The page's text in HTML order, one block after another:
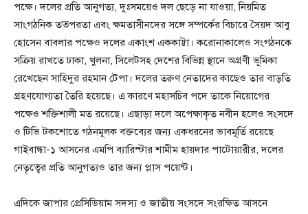
পক্ষে। দলের প্রতি আনুগত্য, দুঃসময়েও দল ছেড়ে না যাওয়া, নিয়মিত
সাংগঠনিক তত্পরতা এবং ক্ষমতাসীনদের সঙ্গে সম্পর্কের বিচারে সৈয়দ আবু
হোসেন বাবলার পক্ষেও দলের একাংশ এককাট্টা। করোনাকালেও সংগঠনকে
সক্রিয় রাখতে ঢাকা, খুলনা, সিলেটসহ দেশের বিভিন্ন স্থানে অগ্রণী ভূমিকা
রেখেছেন সাহিদুর রহমান টেপা। দলের তরুণ নেতাদের কাছেও তার বাড়তি
গ্রহণযোগ্যতা তৈরি হয়েছে। এ কারণে মহাসচিব পদে তাকে নিয়োগের
পক্ষেও শক্তিশালী মত রয়েছে। এছাড়া দলে অপেক্ষাকৃত নবীন হলেও সংসদে
ও টিভি টকশোতে গঠনমূলক বক্তব্যের জন্য একধরনের ভাবমূর্তি রয়েছে
গাইবান্ধা-১ আসনের এমপি ব্যারিস্টার শামীম হায়দার পাটোয়ারীর, দলের
নেতৃত্বের প্রতি আনুগত্যও তার জন্য প্লাস পয়েন্ট।
এদিকে জাপার প্রেসিডিয়াম সদস্য ও জাতীয় সংসদে সংরক্ষিত আসনে